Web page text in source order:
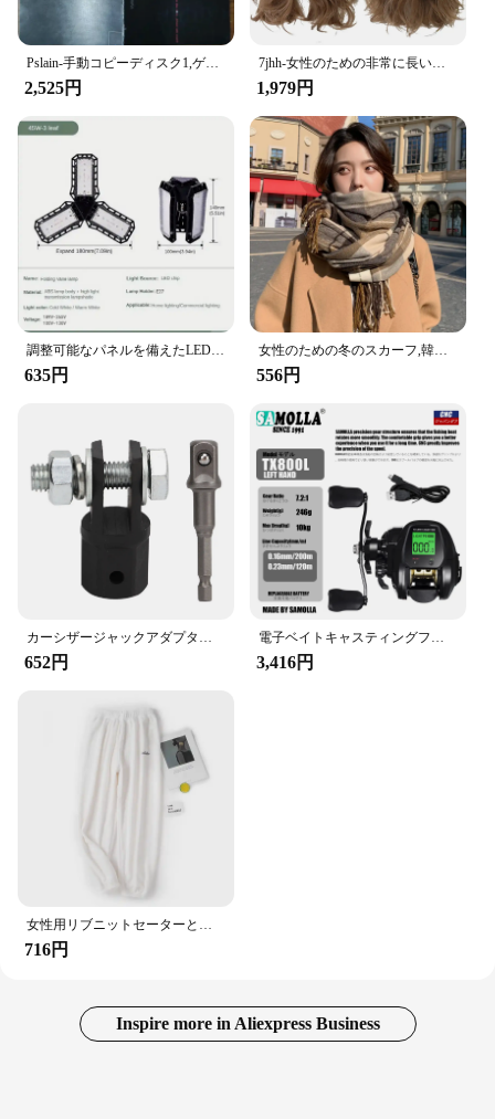
Pslain-手動コピーディスク1,ゲームコンソールステーション,黒色のボトムロック,レトロな光学ドライバー,ビデオゲームパーツ
2,525円
7jhh-女性のための非常に長い巻き毛のかつら,狭い髪の合成かつら,カール,厚くてカールされたカール
1,979円
調整可能なパネルを備えたLEDガレージ電球,45w,60w,80w,10000lmのネジソケットを備えた超高輝度ガレージ照明
635円
女性のための冬のスカーフ,韓国スタイル,クラシック,学生向け,暖かい,秋と冬
556円
カーシザージャックアダプター、ソケットドリル、ダブルホール、リングまたはジャック、1 "、2"
652円
電子ベイトキャスティングフィッシングリール,大型LEDスクリーン,高速,7.2:1, 10kg,防水,ドラムホイール付きキャスティング,新品
3,416円
女性用リブニットセーターとパンツセット,カジュアルパジャマセット,厚手,ベルベット,暖かい,ソリッド,秋,2個,2023
716円
Inspire more in Aliexpress Business